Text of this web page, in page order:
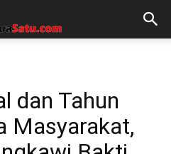
dan Tahun
Masyarakat,